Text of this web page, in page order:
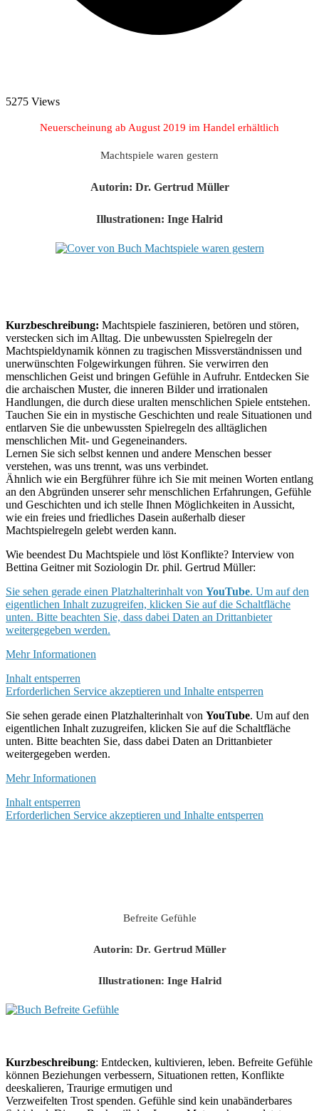
5275 Views
Neuerscheinung ab August 2019 im Handel erhältlich
Machtspiele waren gestern
Autorin: Dr. Gertrud Müller
Illustrationen: Inge Halrid
Kurzbeschreibung: Machtspiele faszinieren, betören und stören,
verstecken sich im Alltag. Die unbewussten Spielregeln der
Machtspieldynamik können zu tragischen Missverständnissen und
unerwünschten Folgewirkungen führen. Sie verwirren den
menschlichen Geist und bringen Gefühle in Aufruhr. Entdecken Sie
die archaischen Muster, die inneren Bilder und irrationalen
Handlungen, die durch diese uralten menschlichen Spiele entstehen.
Tauchen Sie ein in mystische Geschichten und reale Situationen und
entlarven Sie die unbewussten Spielregeln des alltäglichen
menschlichen Mit- und Gegeneinanders.
Lernen Sie sich selbst kennen und andere Menschen besser
verstehen, was uns trennt, was uns verbindet.
Ähnlich wie ein Bergführer führe ich Sie mit meinen Worten entlang
an den Abgründen unserer sehr menschlichen Erfahrungen, Gefühle
und Geschichten und ich stelle Ihnen Möglichkeiten in Aussicht,
wie ein freies und friedliches Dasein außerhalb dieser
Machtspielregeln gelebt werden kann.
Wie beendest Du Machtspiele und löst Konflikte? Interview von
Bettina Geitner mit Soziologin Dr. phil. Gertrud Müller:
Sie sehen gerade einen Platzhalterinhalt von YouTube. Um auf den
eigentlichen Inhalt zuzugreifen, klicken Sie auf die Schaltfläche
unten. Bitte beachten Sie, dass dabei Daten an Drittanbieter
weitergegeben werden.
Mehr Informationen
Inhalt entsperren
Erforderlichen Service akzeptieren und Inhalte entsperren
Sie sehen gerade einen Platzhalterinhalt von YouTube. Um auf den
eigentlichen Inhalt zuzugreifen, klicken Sie auf die Schaltfläche
unten. Bitte beachten Sie, dass dabei Daten an Drittanbieter
weitergegeben werden.
Mehr Informationen
Inhalt entsperren
Erforderlichen Service akzeptieren und Inhalte entsperren
Befreite Gefühle
Autorin: Dr. Gertrud Müller
Illustrationen: Inge Halrid
Kurzbeschreibung: Entdecken, kultivieren, leben. Befreite Gefühle
können Beziehungen verbessern, Situationen retten, Konflikte
deeskalieren, Traurige ermutigen und
Verzweifelten Trost spenden. Gefühle sind kein unabänderbares